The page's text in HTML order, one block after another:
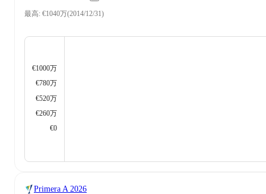
最高: €1040万(2014/12/31)
€1000万
€780万
€520万
€260万
€0
Primera A 2026